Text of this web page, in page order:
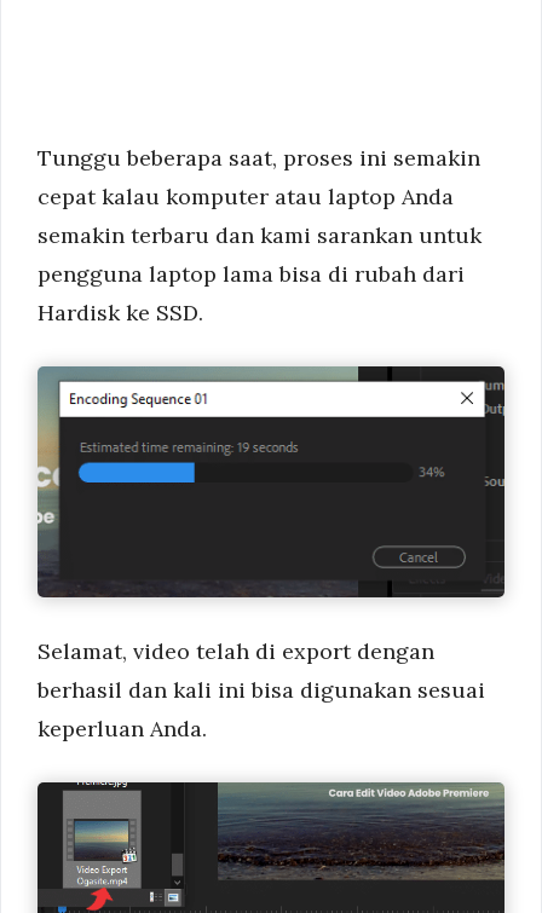
Tunggu beberapa saat, proses ini semakin
cepat kalau komputer atau laptop Anda
semakin terbaru dan kami sarankan untuk
pengguna laptop lama bisa di rubah dari
Hardisk ke SSD.
Selamat, video telah di export dengan
berhasil dan kali ini bisa digunakan sesuai
keperluan Anda.